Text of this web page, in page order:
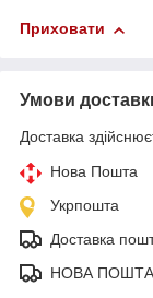
Приховати
Умови
Доставка
Нова Пошта
Укрпошта
Доставка
НОВА ПОШТА